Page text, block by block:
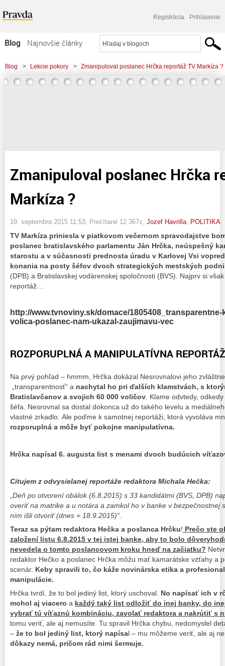
Registrácia Prihlásenie
Blog
Najnovšie články
Najčítanejšie články
Najkomentovanejšie články
Blog > Lekcie pokory > Zmanipuloval poslanec Hrčka reportáž TV Markíza ?
Zmanipuloval poslanec Hrčka
Markíza ?
19. septembra 2015 11:53 , Prečítané 12 367x, Jozef Havrilla POLITIKA
TV Markíza priniesla v piatkovom večernom spravodajstve
poslanec bratislavského parlamentu Ján Hrčka, neúspešný
starostu a v súčasnosti prednosta úradu v Karlovej Vsi
konania na posty šéfov dvoch strategických mestských
(DPB) a Bratislavskej vodárenskej spoločnosti (BVS). Najprv si
reportáž…
http://www.tvnoviny.sk/domace/
volica-poslanec-nam-ukazal-zaujimavu-vec
ROZPORUPLNÁ A MANIPULATÍVNA
Na prvý pohľad – hmmm, Hrčka dokázal Nesrovnalovi jeho
„transparentnosť“ a nachytal ho pri ďalších klamstvách, s
Bratislavčanov a svojich 60 000 voličov . Klame odvtedy,
šéfa. Nesrovnal sa dostal dokonca už do takého levelu a
vlastné zrkadlo. Ale poďme k samotnej reportáži, ktorá vyvoláva
rozporuplná a môže byť pokojne manipulatívna.
Hrčka napísal 6. augusta list s menami dvoch budúcich
Citujem z odvysielanej reportáže redaktora Michala Hečka:
Deň po otvorení obálok (6.8.2015) s 33 kandidátmi (BVS, DPB)
overiť na matrike a u notára a zamkol ho v banke v bezpečnostnej
ním išli otvoriť (dnes = 18.9.2015)“
Teraz sa pýtam redaktora Hečka a poslanca Hrčku! Prečo ste
založení listu 6.8.2015 v tej istej banke, aby to bolo
nevedela o tomto poslancovom kroku hneď na začiatku?
redaktor Hečko a poslanec Hrčka môžu mať kamarátske vzťahy a
scenár. Keby spravili to, čo káže novinárska etika a
manipulácie.
Hrčka tvrdí, že to bol jediný list, ktorý uschoval. No napísať ich v
mohol aj viacero a každý taký list odložiť do inej banky, do
vybrať tú víťaznú kombináciu, zavolať redaktora a nakrútiť s
tomu veriť, ale aj nemusíte. Tu spravil Hrčka chybu, nedomyslel
– že to bol jediný list, ktorý napísal – mu môžeme veriť, ale aj
dôkazy nemá, pričom rád nimi šermuje.